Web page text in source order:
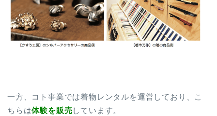
一方、コト事業では着物レンタルを運営しており、こ
ちらは体験を販売しています。